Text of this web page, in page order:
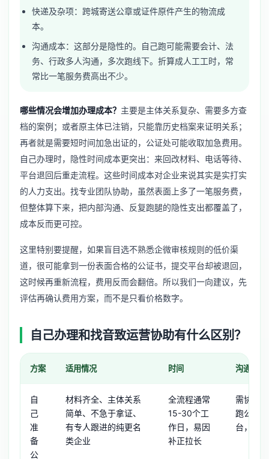
快递及杂项：跨城寄送公章或证件原件产生的物流成
本。
沟通成本：这部分是隐性的。自己跑可能需要会计、法
务、行政多人沟通，多次跑线下。折算成人工工时，常
常比一笔服务费高出不少。
哪些情况会增加办理成本？ 主要是主体关系复杂、需要多方查
档的案例；或者原主体已注销，只能靠历史档案来证明关系；
再者就是需要短时间加急出证的，公证处可能收取加急费用。
自己办理时，隐性时间成本更突出：来回改材料、电话等待、
平台退回后重走流程。这些时间成本对企业来说其实是实打实
的人力支出。找专业团队协助，虽然表面上多了一笔服务费，
但整体算下来，把内部沟通、反复跑腿的隐性支出都覆盖了，
成本反而更可控。
这里特别要提醒，如果盲目选不熟悉企微审核规则的低价渠
道，很可能拿到一份表面合格的公证书，提交平台却被退回，
这时候再重新流程，费用反而会翻倍。所以我们一向建议，先
评估再确认费用方案，而不是只看价格数字。
自己办理和找音致运营协助有什么区别？
方案 适用情况 时间 沟通成本
自
己
准
备
公
材料齐全、主体关系
简单、不急于拿证、
有专人跟进的纯更名
类企业
全流程通常
15-30个工
作日，易因
补正拉长
需协调
跑公证
台，耗